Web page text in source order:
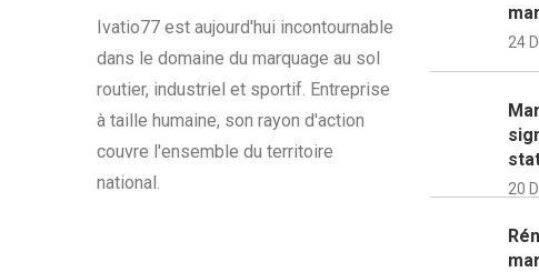
Ivatio77 est aujourd'hui incontournable
dans le domaine du marquage au sol
routier, industriel et sportif. Entreprise
à taille humaine, son rayon d'action
couvre l'ensemble du territoire
national.
24
20